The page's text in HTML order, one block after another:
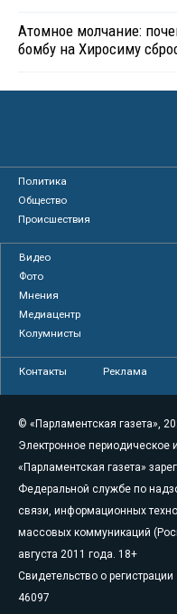
Атомное молчание:
бомбу на Хиросиму
Политика
Общество
Происшествия
Видео
Фото
Мнения
Медиацентр
Колумнисты
Контакты Реклама
© «Парламентская газета»,
Электронное периодическое
«Парламентская газета»
Федеральной службе по
связи, информационных
массовых коммуникаций
августа 2011 года. 18+
Свидетельство о
46097